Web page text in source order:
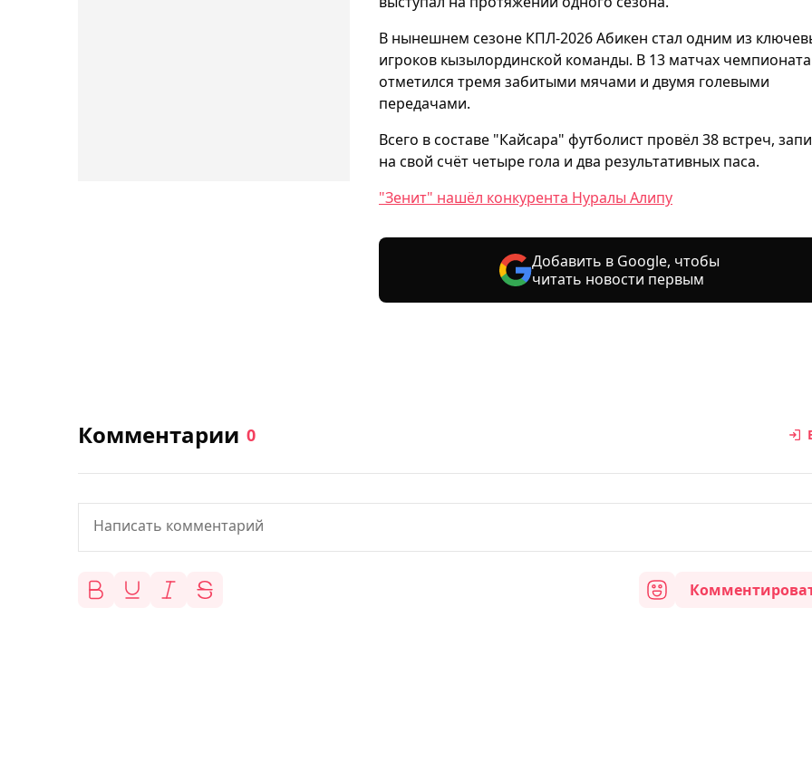
В нынешнем сезоне КПЛ-2026 Абикен стал одним из
игроков кызылординской команды. В 13 матчах
отметился тремя забитыми мячами и двумя голевыми
передачами.
Всего в составе "Кайсара" футболист провёл 38 встреч,
на свой счёт четыре гола и два результативных паса.
"Зенит" нашёл конкурента Нуралы Алипу
Добавить в Google, чтобы
читать новости первым
Комментарии 0